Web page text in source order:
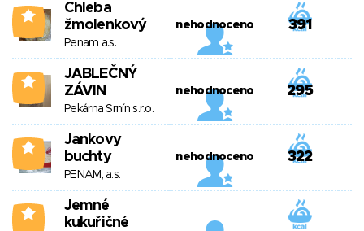
0
Chleba
žmolenkový
Penam a.s.
nehodnoceno 391
0
JABLEČNÝ
ZÁVIN
Pekárna Srnín s.r.o.
nehodnoceno 295
0
Jankovy
buchty
PENAM, a.s.
nehodnoceno 322
0
Jemné
kukuřičné